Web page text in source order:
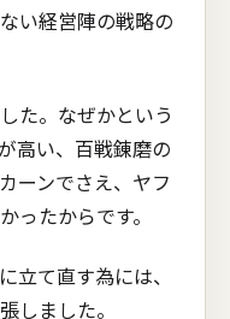
い経営陣の戦略の
た。なぜかという
高い、百戦錬磨の
ーンでさえ、ヤフ
ったからです。
立て直す為には、
しました。